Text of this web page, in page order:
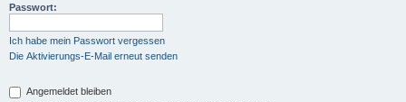
Passwort:
Ich habe mein Passwort vergessen
Die Aktivierungs-E-Mail erneut senden
Angemeldet bleiben